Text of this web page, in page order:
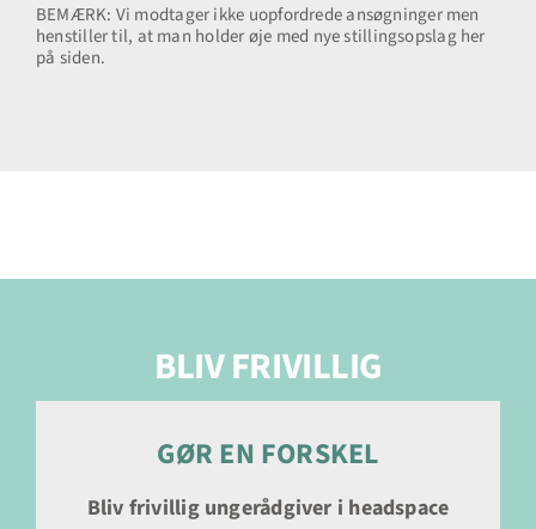
BEMÆRK: Vi modtager ikke uopfordrede ansøgninger men
henstiller til, at man holder øje med nye stillingsopslag her
på siden.
BLIV FRIVILLIG
GØR EN FORSKEL
Bliv frivillig ungerådgiver i headspace